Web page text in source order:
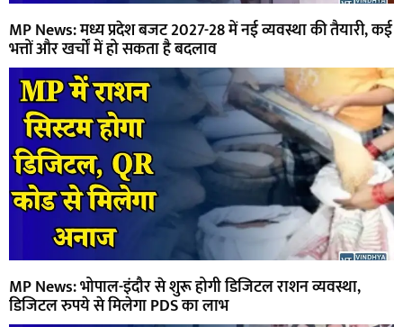
MP News: मध्य प्रदेश बजट 2027-28 में नई व्यवस्था की तैयारी, कई
भत्तों और खर्चों में हो सकता है बदलाव
MP News: भोपाल-इंदौर से शुरू होगी डिजिटल राशन व्यवस्था,
डिजिटल रुपये से मिलेगा PDS का लाभ